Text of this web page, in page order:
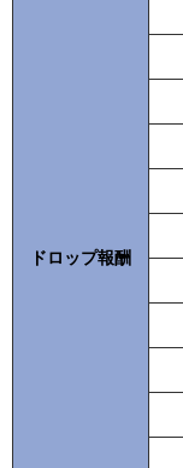
ドロップ報酬